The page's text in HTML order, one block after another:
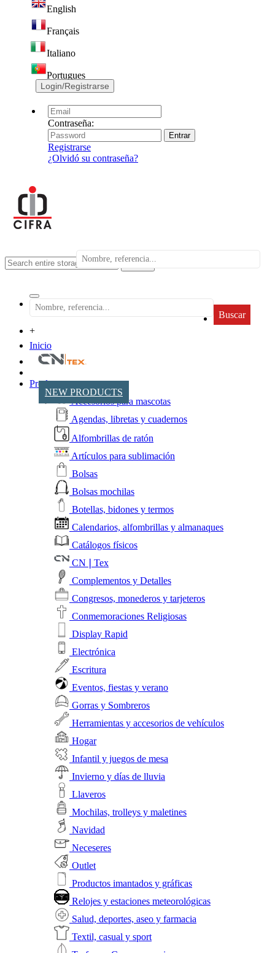
English
Français
Italiano
Portugues
Login/Registrarse
Contraseña:
Registrarse
¿Olvidó su contraseña?
search
Buscar
+
Inicio
NEW PRODUCTS
Productos
Accesorios para mascotas
Agendas, libretas y cuadernos
Alfombrillas de ratón
Artículos para sublimación
Bolsas
Bolsas mochilas
Botellas, bidones y termos
Calendarios, alfombrillas y almanaques
Catálogos físicos
CN❘Tex
Complementos y Detalles
Congresos, monederos y tarjeteros
Conmemoraciones Religiosas
Display Rapid
Electrónica
Escritura
Eventos, fiestas y verano
Gorras y Sombreros
Herramientas y accesorios de vehículos
Hogar
Infantil y juegos de mesa
Invierno y días de lluvia
Llaveros
Mochilas, trolleys y maletines
Navidad
Neceseres
Outlet
Productos imantados y gráficas
Relojes y estaciones meteorológicas
Salud, deportes, aseo y farmacia
Textil, casual y sport